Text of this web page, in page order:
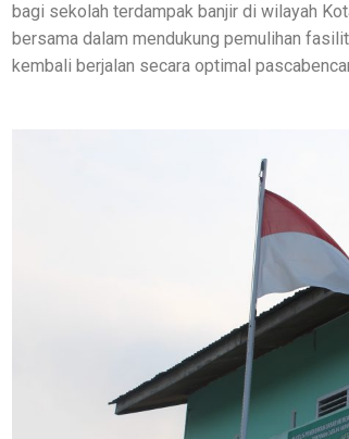
bagi sekolah terdampak banjir di wilayah
bersama dalam mendukung pemulihan
kembali berjalan secara optimal